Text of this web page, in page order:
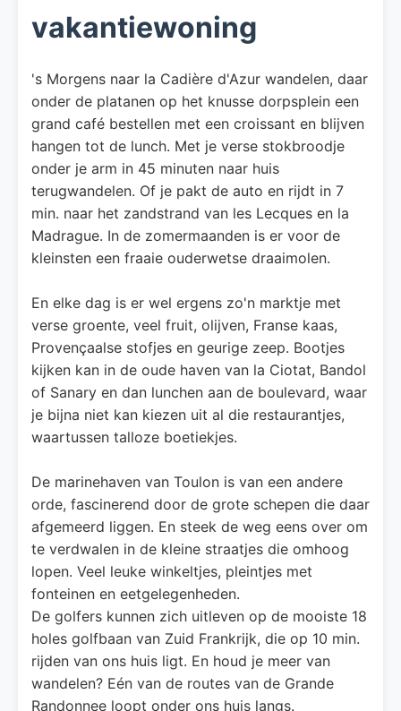
vakantiewoning
's Morgens naar la Cadière d'Azur wandelen, daar
onder de platanen op het knusse dorpsplein een
grand café bestellen met een croissant en blijven
hangen tot de lunch. Met je verse stokbroodje
onder je arm in 45 minuten naar huis
terugwandelen. Of je pakt de auto en rijdt in 7
min. naar het zandstrand van les Lecques en la
Madrague. In de zomermaanden is er voor de
kleinsten een fraaie ouderwetse draaimolen.
En elke dag is er wel ergens zo'n marktje met
verse groente, veel fruit, olijven, Franse kaas,
Provençaalse stofjes en geurige zeep. Bootjes
kijken kan in de oude haven van la Ciotat, Bandol
of Sanary en dan lunchen aan de boulevard, waar
je bijna niet kan kiezen uit al die restaurantjes,
waartussen talloze boetiekjes.
De marinehaven van Toulon is van een andere
orde, fascinerend door de grote schepen die daar
afgemeerd liggen. En steek de weg eens over om
te verdwalen in de kleine straatjes die omhoog
lopen. Veel leuke winkeltjes, pleintjes met
fonteinen en eetgelegenheden.
De golfers kunnen zich uitleven op de mooiste 18
holes golfbaan van Zuid Frankrijk, die op 10 min.
rijden van ons huis ligt. En houd je meer van
wandelen? Eén van de routes van de Grande
Randonnee loopt onder ons huis langs.